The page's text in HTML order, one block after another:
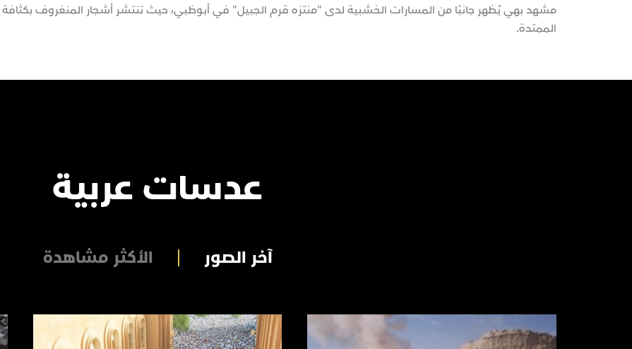
مشهد بهي يُظهر جانبًا من المسارات الخشبية لدى "منتزه قرم الجبيل" في أبوظبي، حيث تنتشر أشجار المنغروف
الممتدة.
عدسات عربية
آخر الصور الأكثر مشاهدة